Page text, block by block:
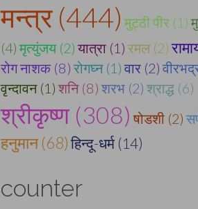
मन्त्र (444) मुट्ठी पीर (1)
(4) मृत्युंजय (2) यात्रा (1) रमल (2)
रोग नाशक (8) रोगघ्न (1) वार (2)
वृन्दावन (1) शनि (8) शरभ (2) श्राद्ध (6)
श्रीकृष्ण (308) षोडशी (2)
हनुमान (68) हिन्दू-धर्म (14)
counter